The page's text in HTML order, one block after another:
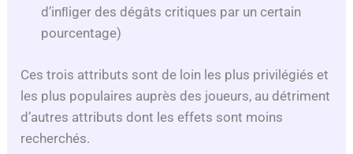
d’inﬂiger des dégâts critiques par un certain
pourcentage)
Ces trois attributs sont de loin les plus privilégiés et
les plus populaires auprès des joueurs, au détriment
d’autres attributs dont les effets sont moins
recherchés.